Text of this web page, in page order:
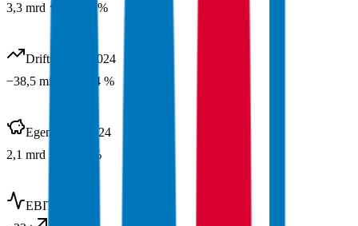
3,3 mrd
+50,0 %
Driftsresultat
2024
−38,5 mill
+9,4 %
Egenkapital
2024
2,1 mrd
+9,7 %
EBITDA